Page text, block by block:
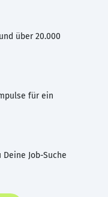
über 20.000
für ein
Job-Suche